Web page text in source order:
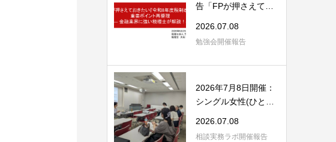
告「FPが押さえてお
2026.07.08
勉強会開催報告
2026年7月8日開催：
シングル女性(ひとり
2026.07.08
相談実務ラボ開催報告